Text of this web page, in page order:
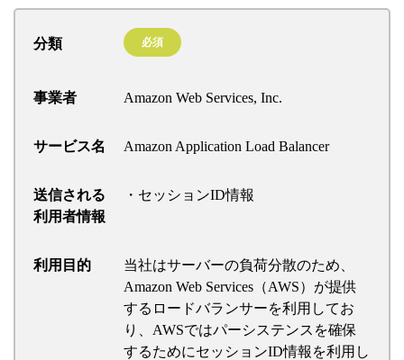
分類 必須
事業者 Amazon Web Services, Inc.
サービス名 Amazon Application Load Balancer
送信される
利用者情報
・セッションID情報
利用目的
当社はサーバーの負荷分散のため、
Amazon Web Services（AWS）が提供
するロードバランサーを利用してお
り、AWSではパーシステンスを確保
するためにセッションID情報を利用し